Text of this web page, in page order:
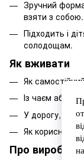
Зручний
взяти з собою.
Підходить і
солодощам.
Як вживати
Як
Із чаєм або
У дорогу, на
Як корисне
Про